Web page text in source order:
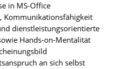
in MS-Office
Kommunikationsfähigkeit
dienstleistungsorientierte
Hands-on-Mentalität
an sich selbst